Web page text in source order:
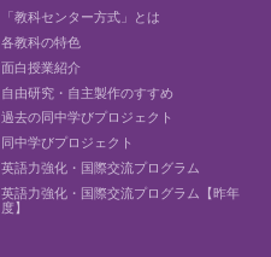
「教科センター方式」とは
各教科の特色
面白授業紹介
自由研究・自主製作のすすめ
過去の同中学びプロジェクト
同中学びプロジェクト
英語力強化・国際交流プログラム
英語力強化・国際交流プログラム【昨年
度】